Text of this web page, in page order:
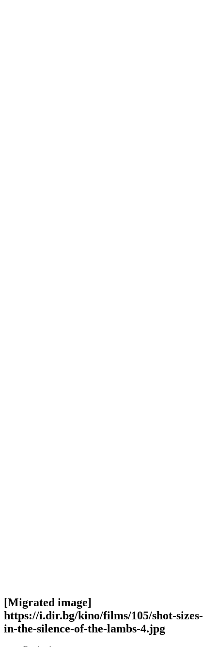
[Migrated image]
https://i.dir.bg/kino/films/105/shot-sizes-
in-the-silence-of-the-lambs-4.jpg